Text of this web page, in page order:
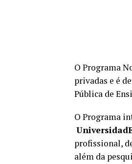
O Programa
privadas e é
Pública de
O Programa
profissional,
além da